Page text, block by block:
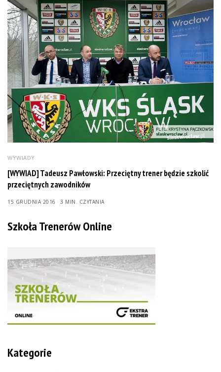
WYWIADY
[WYWIAD] Tadeusz Pawłowski: Przeciętny trener będzie szkolić
przeciętnych zawodników
15 GRUDNIA 2016 3 MIN. CZYTANIA
Szkoła Trenerów Online
Kategorie